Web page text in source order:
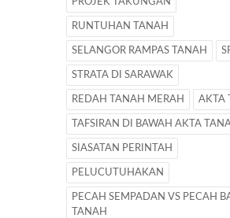
RUNTUHAN TANAH
SELANGOR RAMPAS TANAH
STRATA DI SARAWAK
REDAH TANAH MERAH AKTA
TAFSIRAN DI BAWAH AKTA
SIASATAN PERINTAH
PELUCUTUHAKAN
PECAH SEMPADAN VS PECAH
TANAH